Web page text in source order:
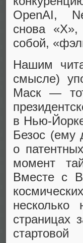
OpenAI,
снова «Х»,
собой,
Нашим
смысле)
Маск —
в Нью-
Безос (ему
о
момент
Вместе с
страницах